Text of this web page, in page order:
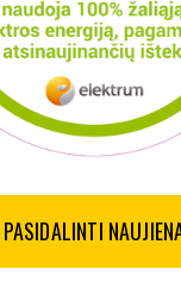
PASIDALINTI